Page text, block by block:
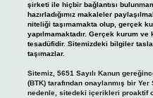
şirketi ile hiçbir bağlantısı
hazırladığımız makaleler
niteliği taşımamakta olup, gerçek
yapılmamaktadır. Gerçek kurum
tesadüfidir. Sitemizdeki bilgiler
taşımazlar.
Sitemiz, 5651 Sayılı Kanun
(BTK) tarafından onaylanmış bir
nedenle, sitedeki içerikleri proaktif